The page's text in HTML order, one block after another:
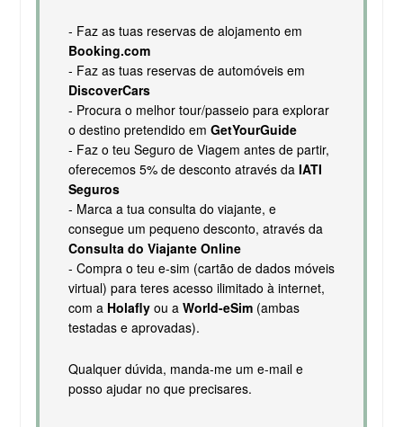
- Faz as tuas reservas de alojamento em
Booking.com
- Faz as tuas reservas de automóveis em
DiscoverCars
- Procura o melhor tour/passeio para explorar
o destino pretendido em GetYourGuide
- Faz o teu Seguro de Viagem antes de partir,
oferecemos 5% de desconto através da IATI
Seguros
- Marca a tua consulta do viajante, e
consegue um pequeno desconto, através da
Consulta do Viajante Online
- Compra o teu e-sim (cartão de dados móveis
virtual) para teres acesso ilimitado à internet,
com a Holaflyou a World-eSim(ambas
testadas e aprovadas).
Qualquer dúvida, manda-me um e-mail e
posso ajudar no que precisares.